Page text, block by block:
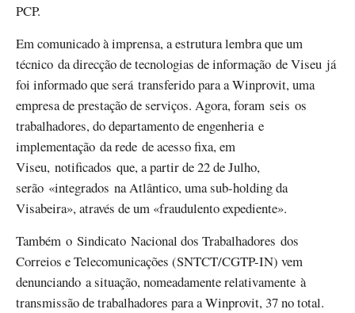
PCP.
Em comunicado à imprensa, a estrutura lembra que um
técnico da direcção de tecnologias de informação de Viseu já
foi informado que será transferido para a Winprovit, uma
empresa de prestação de serviços. Agora, foram seis os
trabalhadores, do departamento de engenheria e
implementação da rede de acesso fixa, em
Viseu, notificados que, a partir de 22 de Julho,
serão «integrados na Atlântico, uma sub-holding da
Visabeira», através de um «fraudulento expediente».
Também o Sindicato Nacional dos Trabalhadores dos
Correios e Telecomunicações (SNTCT/CGTP-IN) vem
denunciando a situação, nomeadamente relativamente à
transmissão de trabalhadores para a Winprovit, 37 no total.